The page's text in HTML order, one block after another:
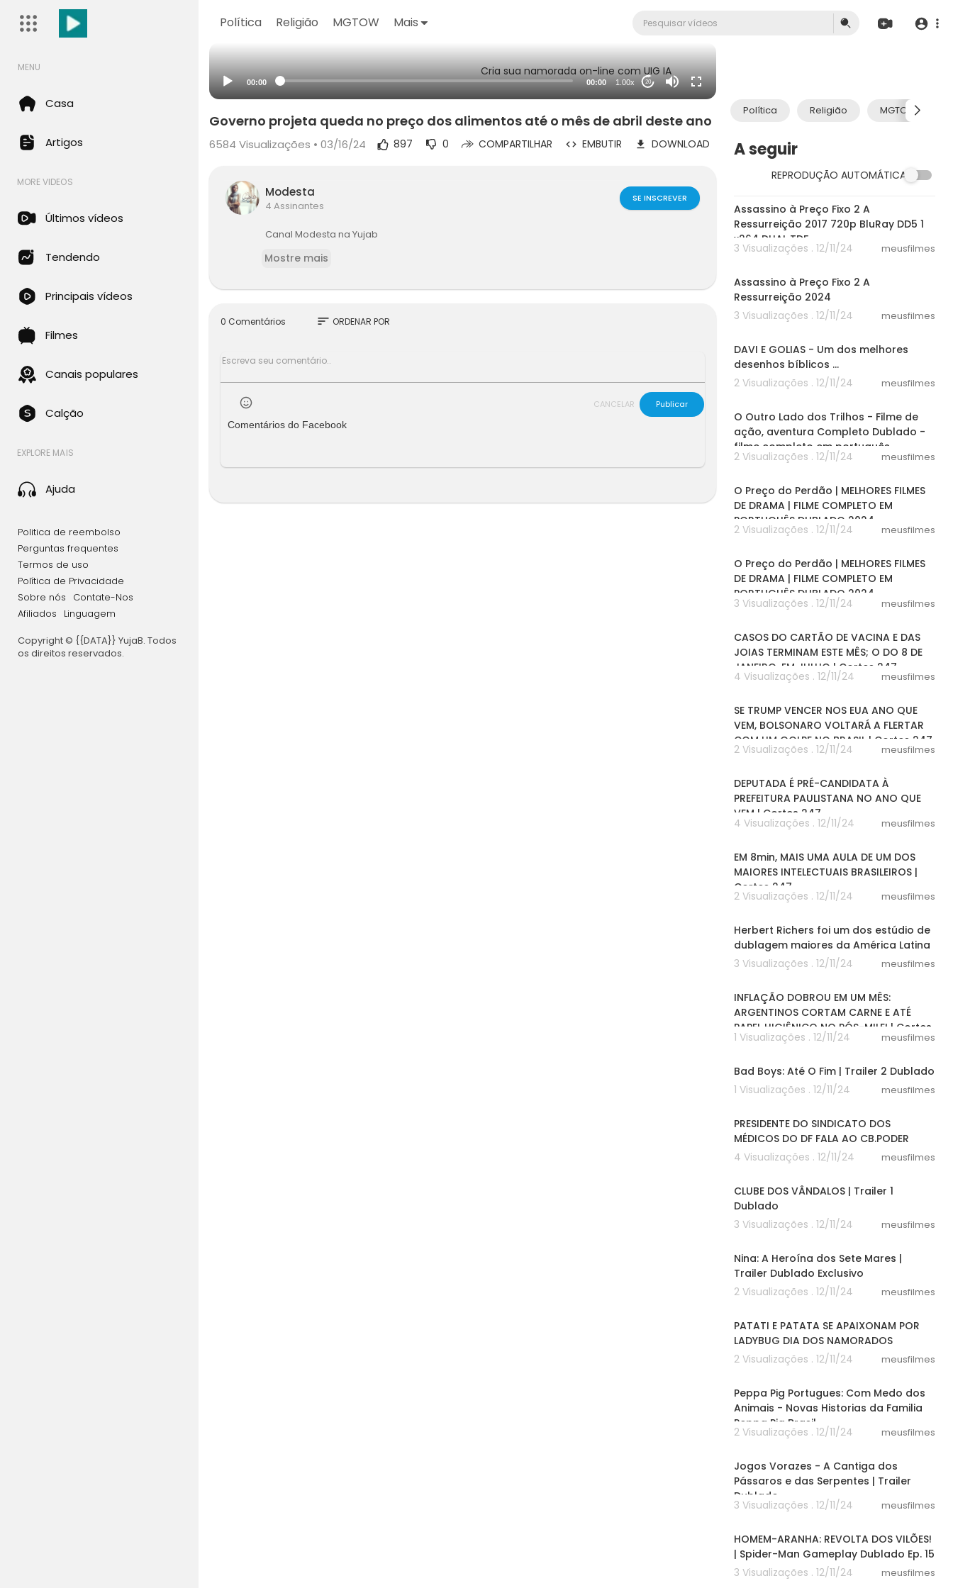
Política Religião MGTOW Mais
MENU
Casa
Artigos
MORE VIDEOS
Últimos vídeos
Tendendo
Principais vídeos
Filmes
Canais populares
Calção
EXPLORE MAIS
Ajuda
Politica de reembolso
Perguntas frequentes
Termos de uso
Política de Privacidade
Sobre nós
Contate-Nos
Afiliados
Linguagem
Copyright © {{DATA}} YujaB. Todos
os direitos reservados.
Cria sua namorada on-line com UIG IA
00:00 00:00 1.00x 20
Política Religião MGTOW
A seguir
REPRODUÇÃO AUTOMÁTICA
38:39
Assassino à Preço Fixo 2 A
Ressurreição 2017 720p BluRay DD5 1
x264 DUAL TDF
3 Visualizações . 12/11/24 meusfilmes
Assassino à Preço Fixo 2 A
Ressurreição 2024
3 Visualizações . 12/11/24
meusfilmes
DAVI E GOLIAS - Um dos melhores
desenhos bíblicos ...
2 Visualizações . 12/11/24
meusfilmes
O Outro Lado dos Trilhos - Filme de
ação, aventura Completo Dublado -
filme completo em português
2 Visualizações . 12/11/24 meusfilmes
O Preço do Perdão | MELHORES FILMES
DE DRAMA | FILME COMPLETO EM
PORTUGUÊS DUBLADO 2024
2 Visualizações . 12/11/24 meusfilmes
O Preço do Perdão | MELHORES FILMES
DE DRAMA | FILME COMPLETO EM
PORTUGUÊS DUBLADO 2024
3 Visualizações . 12/11/24 meusfilmes
CASOS DO CARTÃO DE VACINA E DAS
JOIAS TERMINAM ESTE MÊS; O DO 8 DE
JANEIRO, EM JULHO | Cortes 247
4 Visualizações . 12/11/24 meusfilmes
SE TRUMP VENCER NOS EUA ANO QUE
VEM, BOLSONARO VOLTARÁ A FLERTAR
COM UM GOLPE NO BRASIL | Cortes 247
2 Visualizações . 12/11/24 meusfilmes
DEPUTADA É PRÉ-CANDIDATA À
PREFEITURA PAULISTANA NO ANO QUE
VEM | Cortes 247
4 Visualizações . 12/11/24 meusfilmes
EM 8min, MAIS UMA AULA DE UM DOS
MAIORES INTELECTUAIS BRASILEIROS |
Cortes 247
2 Visualizações . 12/11/24 meusfilmes
Herbert Richers foi um dos estúdio de
dublagem maiores da América Latina
3 Visualizações . 12/11/24
meusfilmes
INFLAÇÃO DOBROU EM UM MÊS:
ARGENTINOS CORTAM CARNE E ATÉ
PAPEL HIGIÊNICO NO PÓS-MILEI | Cortes
247
1 Visualizações . 12/11/24 meusfilmes
Bad Boys: Até O Fim | Trailer 2 Dublado
1 Visualizações . 12/11/24
meusfilmes
PRESIDENTE DO SINDICATO DOS
MÉDICOS DO DF FALA AO CB.PODER
4 Visualizações . 12/11/24
meusfilmes
CLUBE DOS VÂNDALOS | Trailer 1
Dublado
3 Visualizações . 12/11/24
meusfilmes
Nina: A Heroína dos Sete Mares |
Trailer Dublado Exclusivo
2 Visualizações . 12/11/24
meusfilmes
PATATI E PATATA SE APAIXONAM POR
LADYBUG DIA DOS NAMORADOS
2 Visualizações . 12/11/24
meusfilmes
Peppa Pig Portugues: Com Medo dos
Animais - Novas Historias da Familia
Peppa Pig Brasil
2 Visualizações . 12/11/24 meusfilmes
Jogos Vorazes - A Cantiga dos
Pássaros e das Serpentes | Trailer
Dublado
3 Visualizações . 12/11/24 meusfilmes
HOMEM-ARANHA: REVOLTA DOS VILÕES!
| Spider-Man Gameplay Dublado Ep. 15
3 Visualizações . 12/11/24
meusfilmes
Governo projeta queda no preço dos alimentos até o mês de abril deste ano
6584 Visualizações • 03/16/24 897 0 COMPARTILHAR EMBUTIR DOWNLOAD
Modesta
4 Assinantes
SE INSCREVER
Canal Modesta na Yujab
Mostre mais
0 Comentários sort ORDENAR POR
CANCELAR
Publicar
Comentários do Facebook